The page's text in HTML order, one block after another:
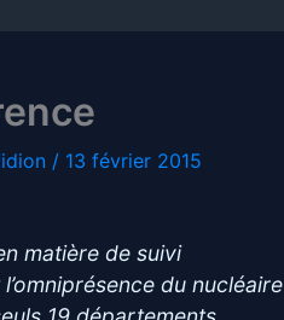
/ 13 février 2015
matière de suivi
du nucléaire